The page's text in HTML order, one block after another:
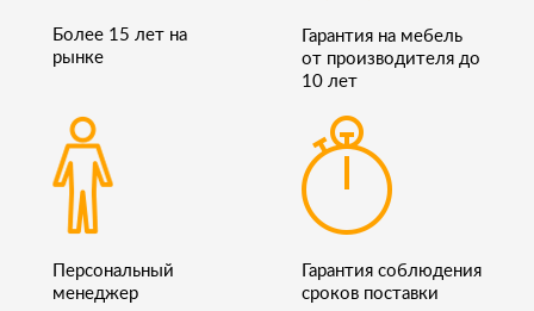
Более 15 лет на
рынке
Гарантия на мебель
от производителя до
10 лет
Персональный
менеджер
Гарантия соблюдения
сроков поставки